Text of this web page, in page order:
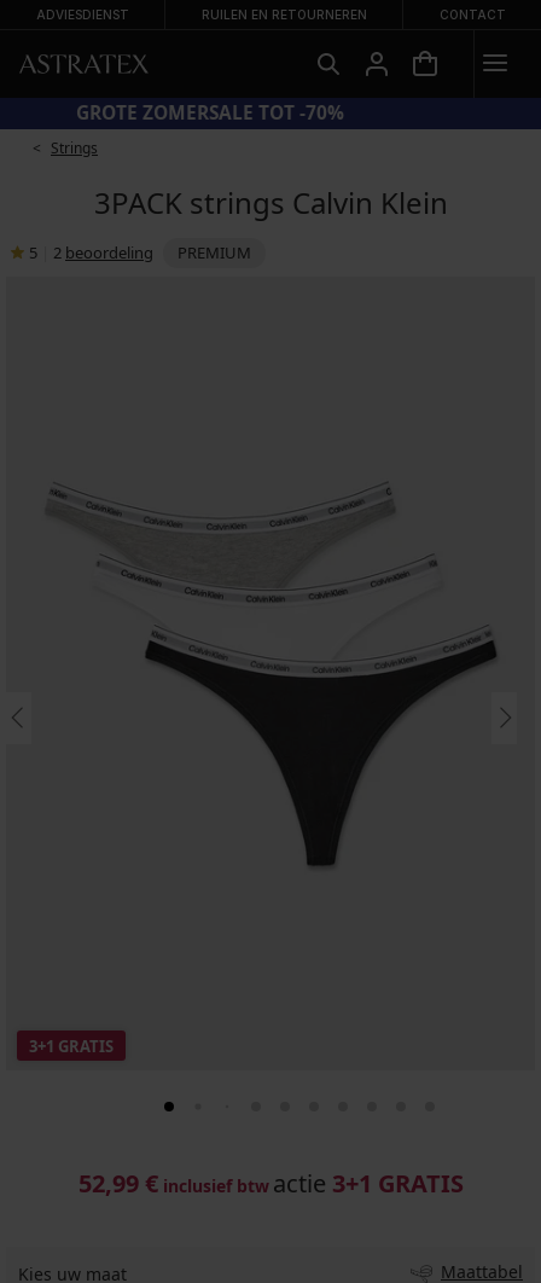
ADVIESDIENST RUILEN EN RETOURNEREN CONTACT
GROTE ZOMERSALE TOT -70%
Strings
3PACK strings Calvin Klein
5 2 beoordeling PREMIUM
3+1 GRATIS
52,99 € inclusief btw actie 3+1 GRATIS
Kies uw maat Maattabel